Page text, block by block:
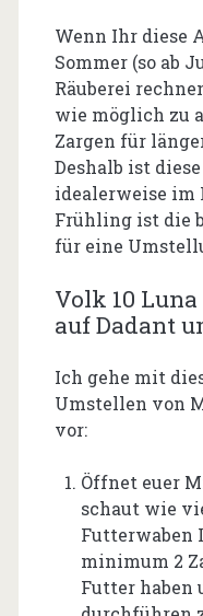
Wenn Ihr diese
Sommer (so ab
Räuberei
wie möglich zu
Zargen für
Deshalb ist
idealerweise im
Frühling ist die
für eine
Volk 10
auf Dadant
Ich gehe mit
Umstellen von
vor:
Öffnet euer
schaut wie
Futterwaben
minimum 2
Futter haben